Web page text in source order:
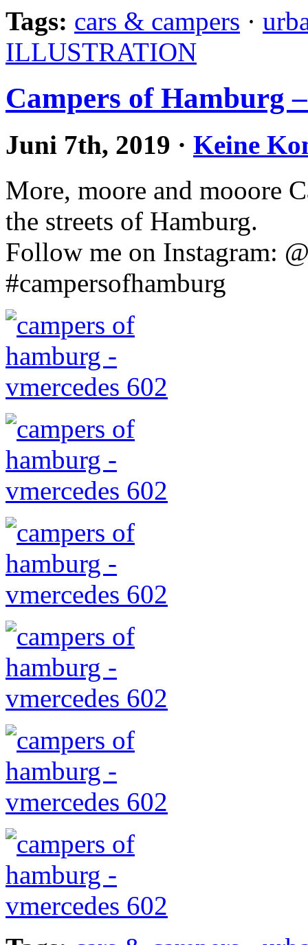
Tags: cars & campers ·
ILLUSTRATION
Campers of Hamburg
Juni 7th, 2019 · Keine
More, moore and mooore
the streets of Hamburg.
Follow me on Instagram:
#campersofhamburg